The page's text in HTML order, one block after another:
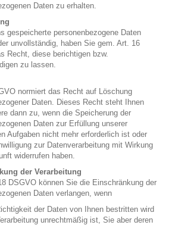
Daten zu erhalten.
gespeicherte personenbezogene Daten
unvollständig, haben Sie gem. Art. 16
Recht, diese berichtigen bzw.
zu lassen.
normiert das Recht auf Löschung
Daten. Dieses Recht steht Ihnen
dann zu, wenn die Speicherung der
Daten zur Erfüllung unserer
Aufgaben nicht mehr erforderlich ist oder
zur Datenverarbeitung mit Wirkung
widerrufen haben.
der Verarbeitung
DSGVO können Sie die Einschränkung der
Daten verlangen, wenn
der Daten von Ihnen bestritten wird
unrechtmäßig ist, Sie aber deren